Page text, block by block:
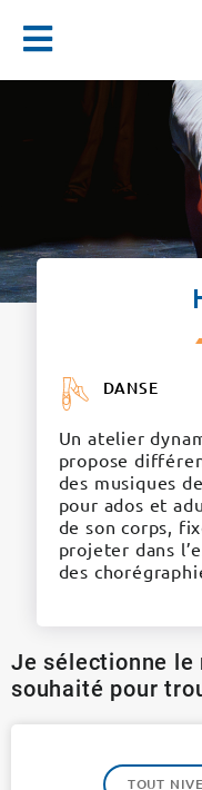
Menu
DANSE
Un atelier
propose
des musiques
pour ados et
de son corps,
projeter dans
des
Je sélectionne le
souhaité pour
TOUT